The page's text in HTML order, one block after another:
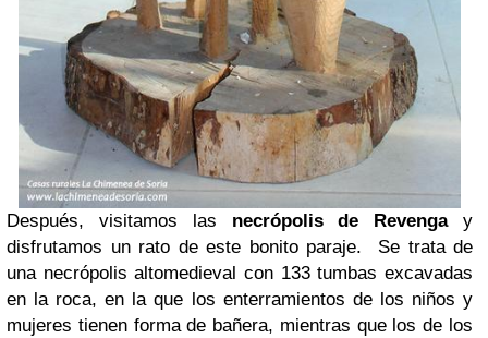
Después, visitamos las necrópolis de Revengay
disfrutamos un rato de este bonito paraje. Se trata de
una necrópolis altomedieval con 133 tumbas excavadas
en la roca, en la que los enterramientos de los niños y
mujeres tienen forma de bañera, mientras que los de los